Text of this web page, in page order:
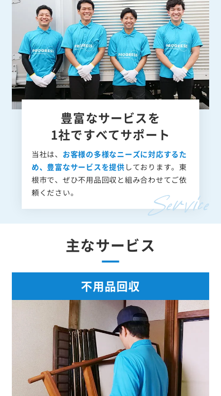
豊富なサービスを
1社ですべてサポート
当社は、 お客様の多様なニーズに対応するた
め、豊富なサービスを提供しております。東
根市で、ぜひ不用品回収と組み合わせてご依
頼ください。
主なサービス
不用品回収